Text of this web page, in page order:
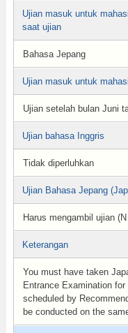
Ujian masuk untuk
saat ujian
Bahasa Jepang
Ujian masuk untuk
Ujian setelah bulan Juni
Ujian bahasa Inggris
Tidak diperluhkan
Ujian Bahasa Jepang
Harus mengambil ujian
Keterangan
You must have taken
Entrance Examination
scheduled by
be conducted on the